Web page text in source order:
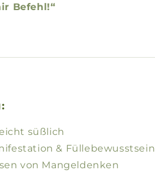
Befehl!“
süßlich
& Füllebewusstsein
von Mangeldenken